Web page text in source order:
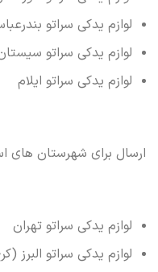
لوازم یدکی سراتو
لوازم یدکی سراتو
لوازم یدکی سراتو ایلام
ارسال برای شهرستان های
لوازم یدکی سراتو تهران
لوازم یدکی سراتو البرز